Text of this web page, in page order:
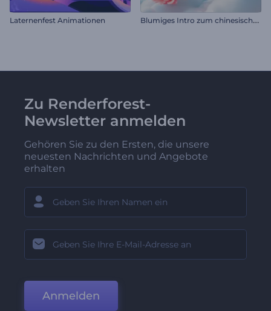
Laternenfest Animationen B
lumiges Intro zum chinesischen Neujahr
Zu Renderforest-
Newsletter anmelden
Gehören Sie zu den Ersten, die unsere
neuesten Nachrichten und Angebote
erhalten
Anmelden